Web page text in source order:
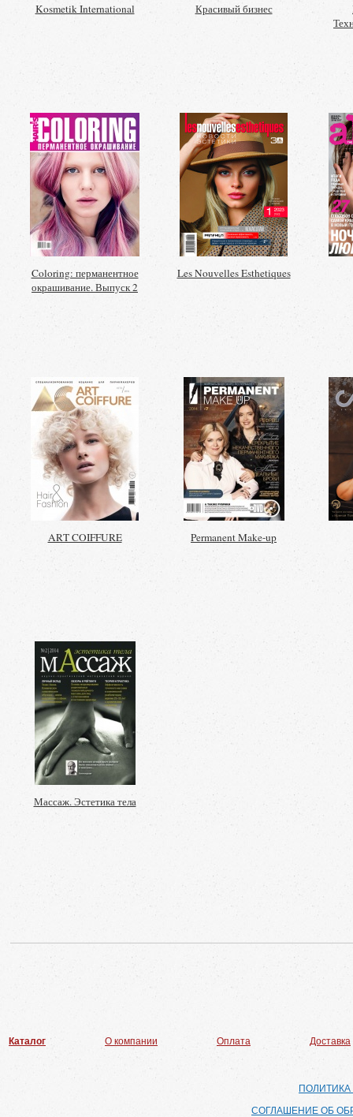
Kosmetik International Красивый бизнес
Coloring: перманентное
окрашивание. Выпуск 2
Les Nouvelles Esthetiques
ART COIFFURE Permanent Make-up
Массаж. Эстетика тела
Каталог О компании Оплата Доставка
СОГЛАШЕНИЕ ОБ